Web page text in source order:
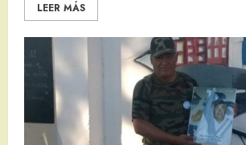
LEER MÁS